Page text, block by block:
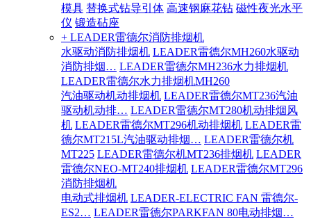
模具 替换式钻导引体 高速钢麻花钻 磁性夜光水平
仪 锻造砧座
+ LEADER雷德尔消防排烟机
水驱动消防排烟机 LEADER雷德尔MH260水驱动
消防排烟… LEADER雷德尔MH236水力排烟机
LEADER雷德尔水力排烟机MH260
汽油驱动机动排烟机 LEADER雷德尔MT236汽油
驱动机动排… LEADER雷德尔MT280机动排烟风
机 LEADER雷德尔MT296机动排烟机 LEADER雷
德尔MT215L汽油驱动排烟… LEADER雷德尔机
MT225 LEADER雷德尔机MT236排烟机 LEADER
雷德尔NEO-MT240排烟机 LEADER雷德尔MT296
消防排烟机
电动式排烟机 LEADER-ELECTRIC FAN 雷德尔-
ES2… LEADER雷德尔PARKFAN 80电动排烟…